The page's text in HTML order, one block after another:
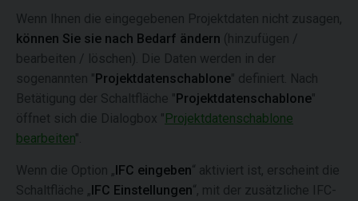
Wenn Ihnen die eingegebenen Projektdaten nicht zusagen,
können Sie sie nach Bedarf ändern (hinzufügen /
bearbeiten / löschen). Die Daten werden in der
sogenannten " Projektdatenschablone" definiert. Nach
Betätigung der Schaltfläche " Projektdatenschablone"
öffnet sich die Dialogbox " Projektdatenschablone
bearbeiten".
Wenn die Option „ IFC eingeben“ aktiviert ist, erscheint die
Schaltfläche „ IFC Einstellungen“, mit der zusätzliche IFC-